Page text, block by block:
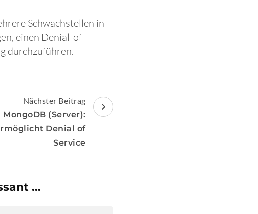
Schwachstellen in
einen Denial-of-
durchzuführen.
Nächster Beitrag
(Server):
Denial of
Service
…